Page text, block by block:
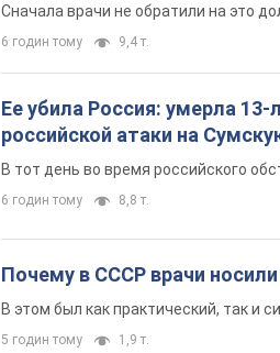
Сначала врачи не обратили на это
6 годин тому 9,4 т.
Ее убила Россия: умерла 13-
российской атаки на
В тот день во время российского
6 годин тому 8,8 т.
Почему в СССР врачи
В этом был как практический, так и
5 годин тому 1,9 т.